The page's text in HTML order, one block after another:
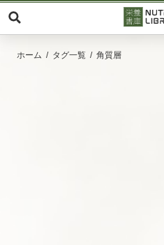
ホーム タグ一覧 角質層